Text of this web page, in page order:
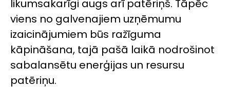
likumsakarīgi augs arī patēriņš. Tāpēc
viens no galvenajiem uzņēmumu
izaicinājumiem būs ražīguma
kāpināšana, tajā pašā laikā nodrošinot
sabalansētu enerģijas un resursu
patēriņu.